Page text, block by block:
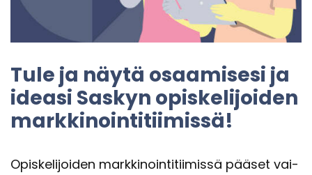
Tule ja näytä osaa­mi­se­si ja
idea­si Sas­kyn opis­ke­li­joi­den
mark­ki­noin­ti­tii­mis­sä!
Opis­ke­li­joi­den mark­ki­noin­ti­tii­mis­sä pää­set vai­